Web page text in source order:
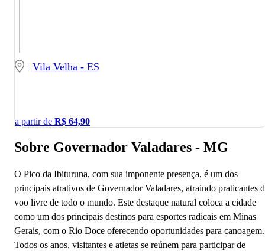
Vila Velha - ES
a partir de R$ 64,90
Sobre Governador Valadares - MG
O Pico da Ibituruna, com sua imponente presença, é um dos
principais atrativos de Governador Valadares, atraindo praticantes
voo livre de todo o mundo. Este destaque natural coloca a cidade
como um dos principais destinos para esportes radicais em Minas
Gerais, com o Rio Doce oferecendo oportunidades para canoagem.
Todos os anos, visitantes e atletas se reúnem para participar de